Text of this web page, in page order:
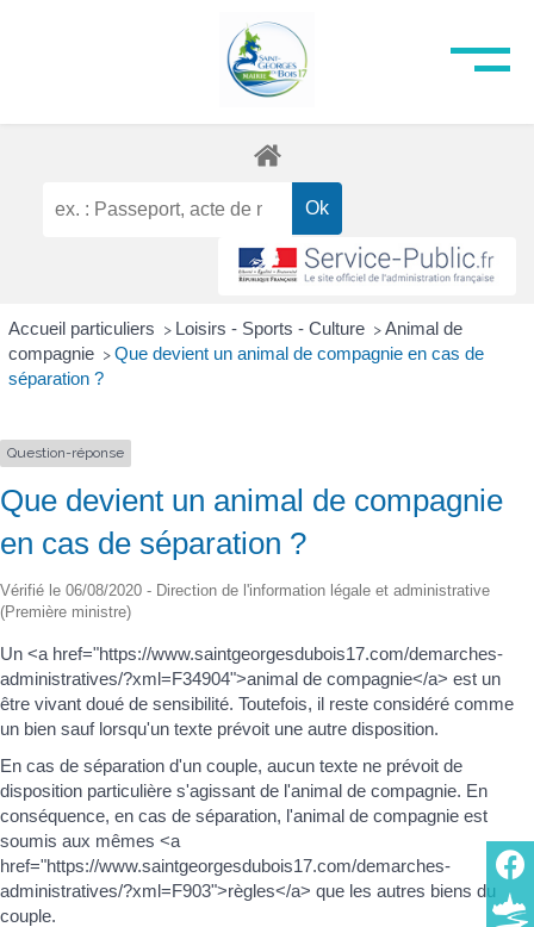
Accueil particuliers > Loisirs - Sports - Culture > Animal de
compagnie > Que devient un animal de compagnie en cas de
séparation ?
Question-réponse
Que devient un animal de compagnie
en cas de séparation ?
Vérifié le 06/08/2020 - Direction de l'information légale et administrative
(Première ministre)
Un <a href="https://www.saintgeorgesdubois17.com/demarches-
administratives/?xml=F34904">animal de compagnie</a> est un
être vivant doué de sensibilité. Toutefois, il reste considéré comme
un bien sauf lorsqu'un texte prévoit une autre disposition.
En cas de séparation d'un couple, aucun texte ne prévoit de
disposition particulière s'agissant de l'animal de compagnie. En
conséquence, en cas de séparation, l'animal de compagnie est
soumis aux mêmes <a
href="https://www.saintgeorgesdubois17.com/demarches-
administratives/?xml=F903">règles</a> que les autres biens du
couple.